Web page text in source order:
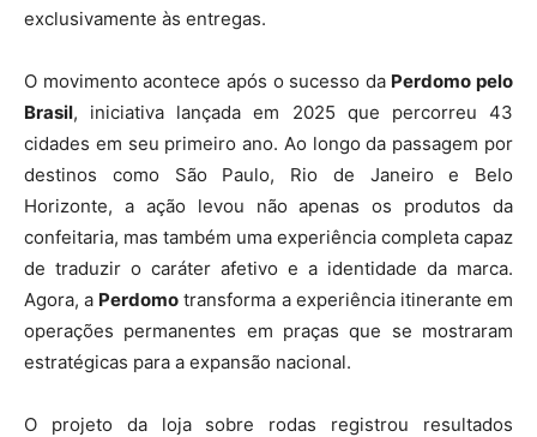
exclusivamente às entregas.
O movimento acontece após o sucesso da Perdomo pelo
Brasil, iniciativa lançada em 2025 que percorreu 43
cidades em seu primeiro ano. Ao longo da passagem por
destinos como São Paulo, Rio de Janeiro e Belo
Horizonte, a ação levou não apenas os produtos da
confeitaria, mas também uma experiência completa capaz
de traduzir o caráter afetivo e a identidade da marca.
Agora, a Perdomo transforma a experiência itinerante em
operações permanentes em praças que se mostraram
estratégicas para a expansão nacional.
O projeto da loja sobre rodas registrou resultados